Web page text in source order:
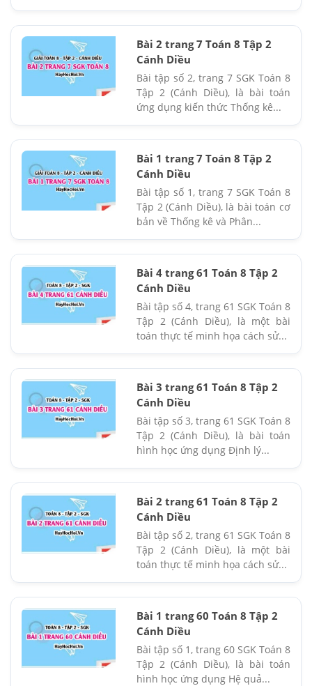
Bài 2 trang 7 Toán 8 Tập 2
Cánh Diều
Bài tập số 2, trang 7 SGK Toán 8
Tập 2 (Cánh Diều), là bài toán
ứng dụng kiến thức Thống kê...
Bài 1 trang 7 Toán 8 Tập 2
Cánh Diều
Bài tập số 1, trang 7 SGK Toán 8
Tập 2 (Cánh Diều), là bài toán cơ
bản về Thống kê và Phân...
Bài 4 trang 61 Toán 8 Tập 2
Cánh Diều
Bài tập số 4, trang 61 SGK Toán 8
Tập 2 (Cánh Diều), là một bài
toán thực tế minh họa cách sử...
Bài 3 trang 61 Toán 8 Tập 2
Cánh Diều
Bài tập số 3, trang 61 SGK Toán 8
Tập 2 (Cánh Diều), là bài toán
hình học ứng dụng Định lý...
Bài 2 trang 61 Toán 8 Tập 2
Cánh Diều
Bài tập số 2, trang 61 SGK Toán 8
Tập 2 (Cánh Diều), là một bài
toán thực tế minh họa cách sử...
Bài 1 trang 60 Toán 8 Tập 2
Cánh Diều
Bài tập số 1, trang 60 SGK Toán 8
Tập 2 (Cánh Diều), là bài toán
hình học ứng dụng Hệ quả...